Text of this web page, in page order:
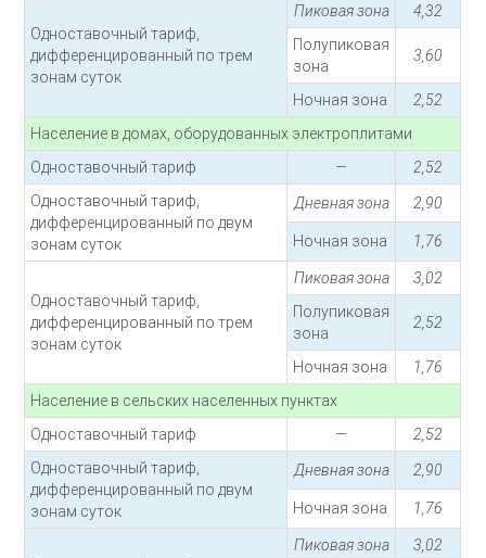
Одноставочный тариф,
дифференцированный по трем
зонам суток
Пиковая зона
4,32
Полупиковая
зона
3,60
Ночная зона
2,52
Население в домах, оборудованных электроплитами
Одноставочный тариф
—
2,52
Одноставочный тариф,
дифференцированный по двум
зонам суток
Дневная зона 2,90
Ночная зона 1,76
Одноставочный тариф,
дифференцированный по трем
зонам суток
Пиковая зона
3,02
Полупиковая
зона
2,52
Ночная зона
1,76
Население в сельских населенных пунктах
Одноставочный тариф
—
2,52
Одноставочный тариф,
дифференцированный по двум
зонам суток
Дневная зона 2,90
Ночная зона 1,76
Пиковая зона
3,02